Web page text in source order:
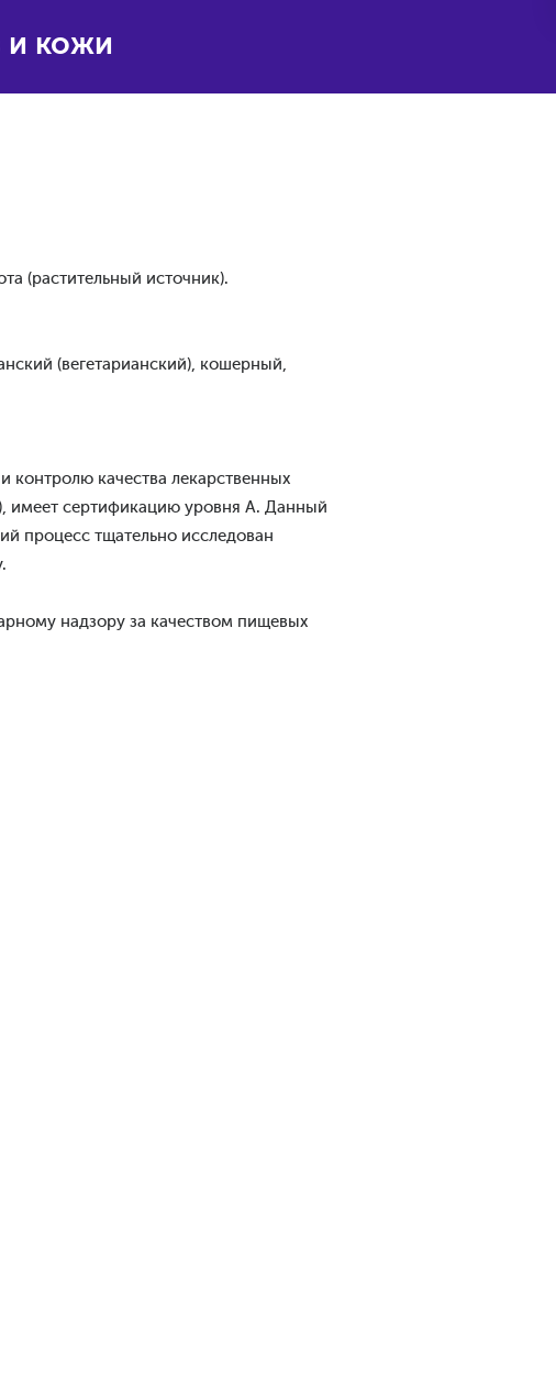
и кожи
(растительный источник).
(вегетарианский), кошерный,
контролю качества лекарственных
имеет сертификацию уровня А. Данный
процесс тщательно исследован
надзору за качеством пищевых